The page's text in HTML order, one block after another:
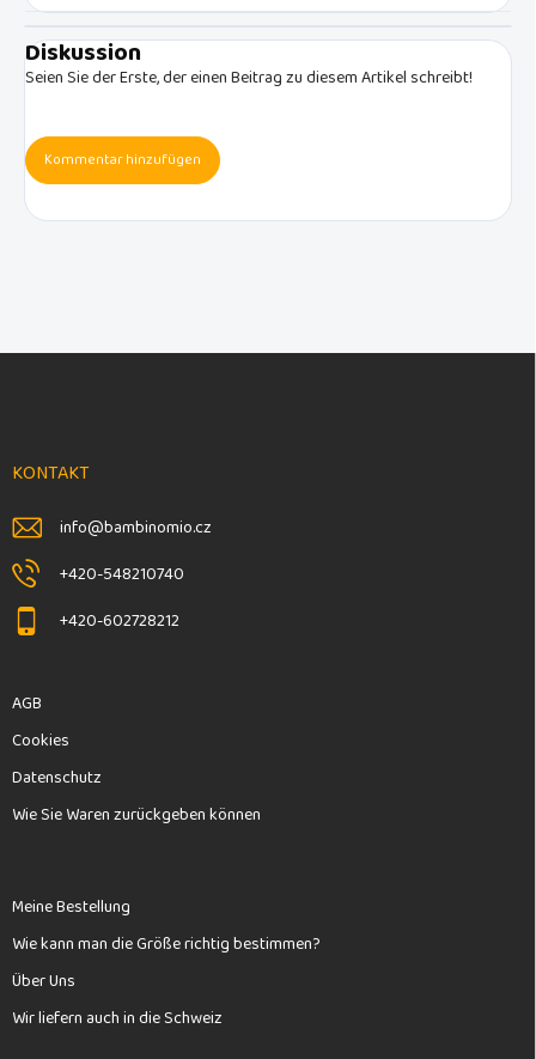
Diskussion
Seien Sie der Erste, der einen Beitrag zu diesem Artikel schreibt!
Kommentar hinzufügen
F
e
KONTAKT
info@bambinomio.cz
+420-548210740
+420-602728212
AGB
Cookies
Datenschutz
Wie Sie Waren zurückgeben können
Meine Bestellung
Wie kann man die Größe richtig bestimmen?
Über Uns
Wir liefern auch in die Schweiz